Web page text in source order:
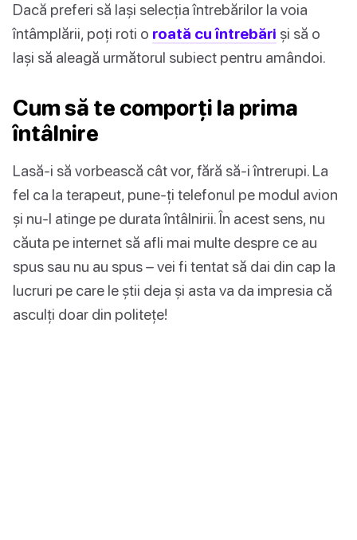
Dacă preferi să lași selecția întrebărilor la voia
întâmplării, poți roti o roată cu întrebări și să o
lași să aleagă următorul subiect pentru amândoi.
Cum să te comporți la prima
întâlnire
Lasă-i să vorbească cât vor, fără să-i întrerupi. La
fel ca la terapeut, pune-ți telefonul pe modul avion
și nu-l atinge pe durata întâlnirii. În acest sens, nu
căuta pe internet să afli mai multe despre ce au
spus sau nu au spus – vei fi tentat să dai din cap la
lucruri pe care le știi deja și asta va da impresia că
asculți doar din politețe!